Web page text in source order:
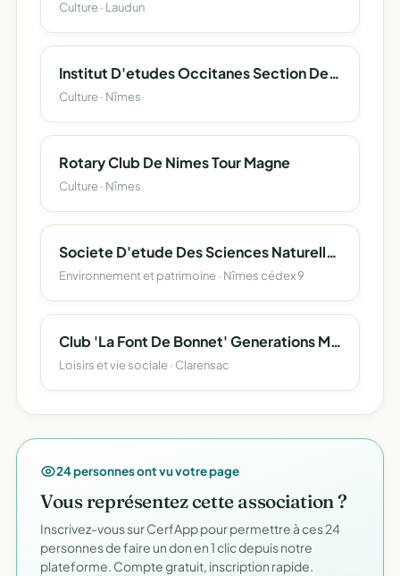
Culture · Laudun
Institut D'etudes Occitanes Section Departementale Du Gard.
Culture · Nîmes
Rotary Club De Nimes Tour Magne
Culture · Nîmes
Societe D'etude Des Sciences Naturelles De Nimes Et Du Gard.
Environnement et patrimoine · Nîmes cédex 9
Club 'La Font De Bonnet' Generations Mouvement Les Aines Ruraux
Loisirs et vie sociale · Clarensac
24 personnes ont vu votre page
Vous représentez cette association ?
Inscrivez-vous sur CerfApp pour permettre à ces 24
personnes de faire un don en 1 clic depuis notre
plateforme. Compte gratuit, inscription rapide.